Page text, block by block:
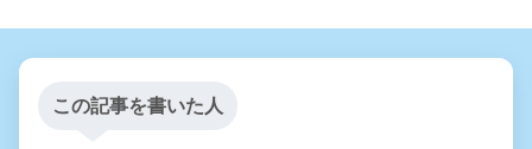
この記事を書いた人